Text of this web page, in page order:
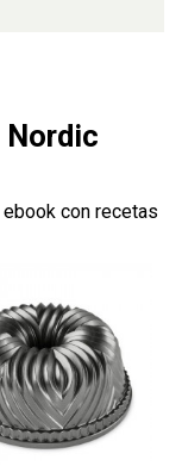
con recetas